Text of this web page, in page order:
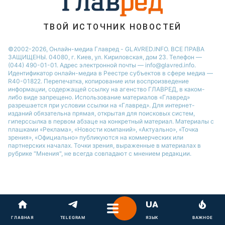
ТВОЙ ИСТОЧНИК НОВОСТЕЙ
©2002-2026, Онлайн-медиа Главред - GLAVRED.INFO. ВСЕ ПРАВА
ЗАЩИЩЕНЫ. 04080, г. Киев, ул. Кириловская, дом 23. Телефон —
(044) 490-01-01. Адрес электронной почты — info@glavred.info.
Идентификатор онлайн-медиа в Реестре cубъектов в сфере медиа —
R40-01822. Перепечатка, копирование или воспроизведение
информации, содержащей ссылку на агенство ГЛАВРЕД, в каком-
либо виде запрещено. Использование материалов «Главред»
разрешается при условии ссылки на «Главред». Для интернет-
изданий обязательна прямая, открытая для поисковых систем,
гиперссылка в первом абзаце на конкретный материал. Материалы с
плашками «Реклама», «Новости компаний», «Актуально», «Точка
зрения», «Официально» публикуются на коммерческих или
партнерских началах. Точки зрения, выраженные в материалах в
рубрике "Мнения", не всегда совпадают с мнением редакции.
ГЛАВНАЯ TELEGRAM ЯЗЫК ВАЖНОЕ